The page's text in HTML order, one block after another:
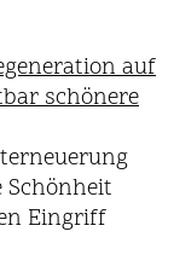
auf
schönere
Eingriff